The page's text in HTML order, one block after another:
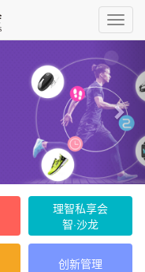
理智私享会
智·沙龙
创新管理